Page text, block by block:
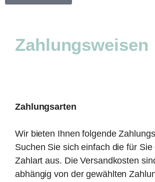
Zahlungsweisen
Zahlungsarten
Wir bieten Ihnen folgende
Suchen Sie sich einfach die für Sie
Zahlart aus. Die Versandkosten
abhängig von der gewählten